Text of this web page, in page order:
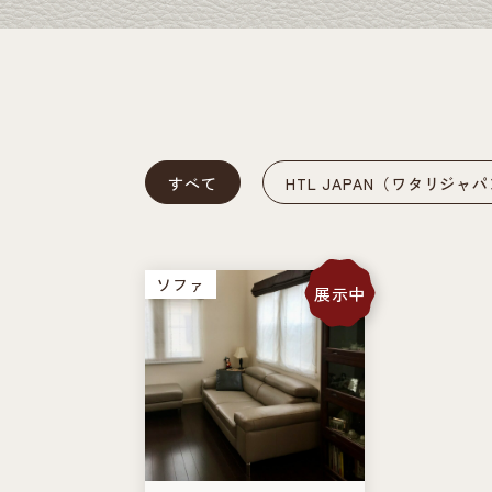
すべて HTL JAPAN（ワタリジャ
ソファ 展示中